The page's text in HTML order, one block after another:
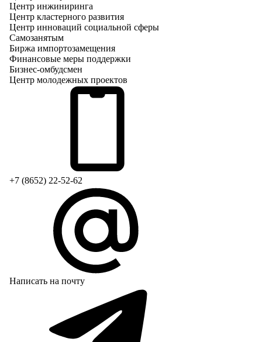
Центр инжиниринга
Центр кластерного развития
Центр инноваций социальной сферы
Cамозанятым
Биржа импортозамещения
Финансовые меры поддержки
Бизнес-омбудсмен
Центр молодежных проектов
+7 (8652) 22-52-62
Написать на почту